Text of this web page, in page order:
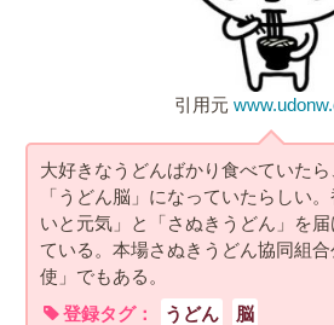
引用元
大好きなうどんばかり食べていた
「うどん脳」になっていたらしい
いと元気」と「さぬきうどん」を
ている。本場さぬきうどん協同組
使」でもある。
登録タグ：
うどん 脳